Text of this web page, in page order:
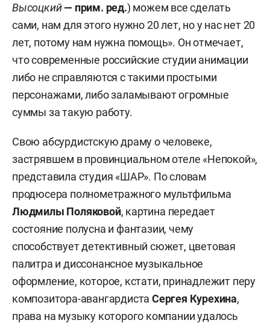
Высоцкий— прим. ред.) можем все сделать
сами, нам для этого нужно 20 лет, но у нас нет 20
лет, потому нам нужна помощь». Он отмечает,
что современные российские студии анимации
либо не справляются с такими простыми
персонажами, либо заламывают огромные
суммы за такую работу.
Свою абсурдистскую драму о человеке,
застрявшем в провинциальном отеле «Непокой»,
представила студия «ШАР». По словам
продюсера полнометражного мультфильма
Людмилы Поляковой, картина передает
состояние полусна и фантазии, чему
способствует детективный сюжет, цветовая
палитра и диссонансное музыкальное
оформление, которое, кстати, принадлежит перу
композитора-авангардистаСергея Курехина,
права на музыку которого компании удалось